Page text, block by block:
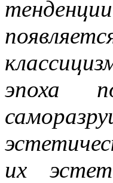
эпоха
их